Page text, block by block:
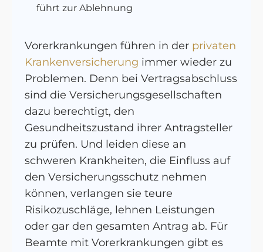
führt zur Ablehnung
Vorerkrankungen führen in der privaten
Krankenversicherung immer wieder zu
Problemen. Denn bei Vertragsabschluss
sind die Versicherungsgesellschaften
dazu berechtigt, den
Gesundheitszustand ihrer Antragsteller
zu prüfen. Und leiden diese an
schweren Krankheiten, die Einfluss auf
den Versicherungsschutz nehmen
können, verlangen sie teure
Risikozuschläge, lehnen Leistungen
oder gar den gesamten Antrag ab. Für
Beamte mit Vorerkrankungen gibt es